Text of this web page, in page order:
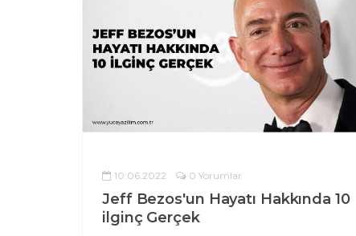
10.06.2022 0 Yorumlar
Jeff Bezos'un Hayatı Hakkında 10
ilginç Gerçek